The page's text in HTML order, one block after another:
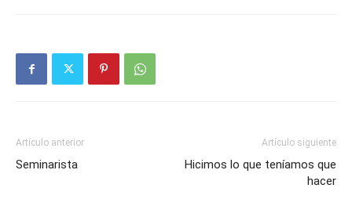
Artículo anterior
Seminarista
Artículo siguiente
Hicimos lo que teníamos que
hacer